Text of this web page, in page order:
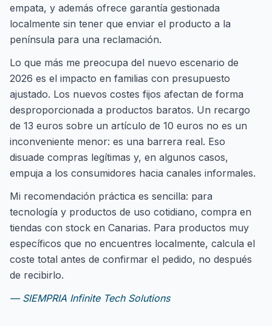
empata, y además ofrece garantía gestionada
localmente sin tener que enviar el producto a la
península para una reclamación.
Lo que más me preocupa del nuevo escenario de
2026 es el impacto en familias con presupuesto
ajustado. Los nuevos costes fijos afectan de forma
desproporcionada a productos baratos. Un recargo
de 13 euros sobre un artículo de 10 euros no es un
inconveniente menor: es una barrera real. Eso
disuade compras legítimas y, en algunos casos,
empuja a los consumidores hacia canales informales.
Mi recomendación práctica es sencilla: para
tecnología y productos de uso cotidiano, compra en
tiendas con stock en Canarias. Para productos muy
específicos que no encuentres localmente, calcula el
coste total antes de confirmar el pedido, no después
de recibirlo.
— SIEMPRIA Infinite Tech Solutions